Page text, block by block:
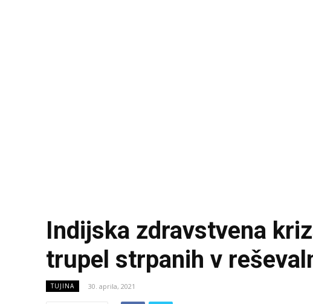
Indijska zdravstvena
trupel strpanih v
TUJINA 30. aprila, 2021